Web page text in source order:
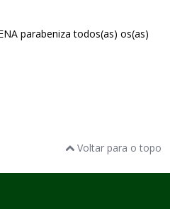
parabeniza todos(as) os(as)
Voltar para o topo